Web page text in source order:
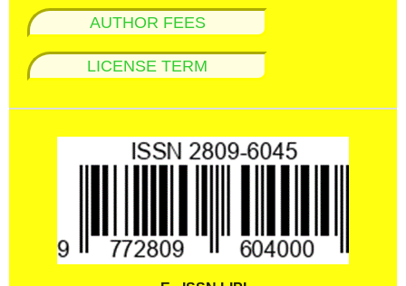
AUTHOR FEES
LICENSE TERM